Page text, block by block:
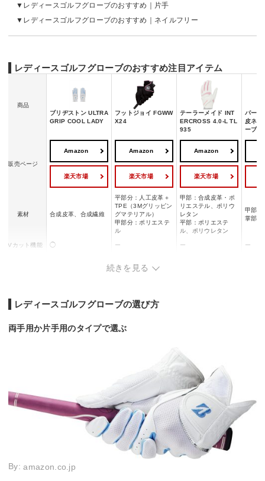
レディースゴルフグローブのおすすめ｜片手
レディースゴルフグローブのおすすめ｜ネイルフリー
レディースゴルフグローブのおすすめ注目アイテム
商品
ブリヂストン ULTRA
GRIP COOL LADY
フットジョイ FGWW
X24
テーラーメイド INT
ERCROSS 4.0-L TL
935
パーリ
皮ネイ
ーブ
販売ページ
Amazon
楽天市場
Amazon
楽天市場
Amazon
楽天市場
素材 合成皮革、合成繊維
平部分：人工皮革＋
TPE（3Mグリッピン
グマテリアル）
甲部分：ポリエステ
ル
甲部：合成皮革・ポ
リエステル、ポリウ
レタン
平部：ポリエステ
ル、ポリウレタン
甲部：
掌部：
UVカット機能 ◯ ー ー ー
続きを見る
レディースゴルフグローブの選び方
両手用か片手用のタイプで選ぶ
By:amazon.co.jp